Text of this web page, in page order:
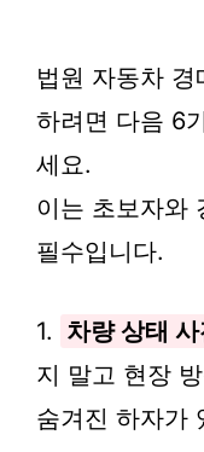
법원 자동차
하려면 다음 6
세요.
이는 초보자와
필수입니다.
1. 차량 상태
지 말고 현장
숨겨진 하자가